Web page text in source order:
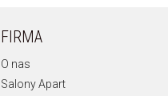
FIRMA
O nas
Salony Apart